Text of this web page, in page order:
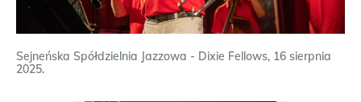
Sejneńska Spółdzielnia Jazzowa - Dixie Fellows, 16 sierpnia
2025.